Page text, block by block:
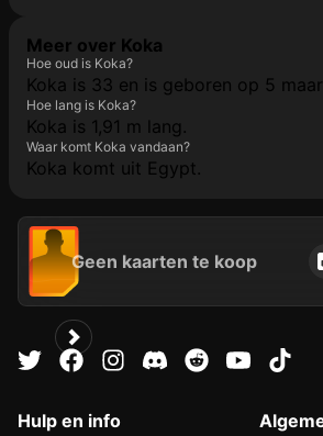
Meer over Koka
Hoe oud is Koka?
Koka is 33 en is geboren op 5
Hoe lang is Koka?
Koka is 1,91 m lang.
Waar komt Koka vandaan?
Koka komt uit Egypt.
Geen kaarten te koop
Hulp en info